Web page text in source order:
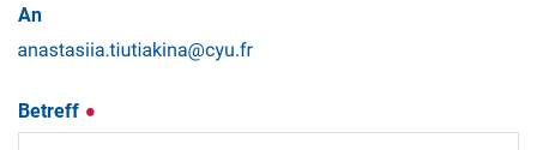
An
Betreff